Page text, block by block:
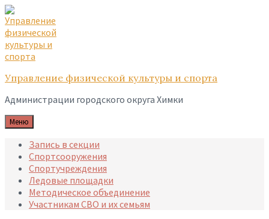
Skip
to
content
Skip
to
main
navigation
Skip
to
footer
Управление физической культуры и спорта
Администрации городского округа Химки
Меню
Запись в секции
Спортсооружения
Спортучреждения
Ледовые площадки
Методическое объединение
Участникам СВО и их семьям